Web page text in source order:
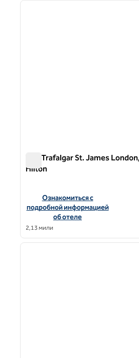
1 из 12
The Trafalgar St. James
Hilton
Посмотреть информацию об
Ознакомиться с
подробной информацией
об отеле
2,13 мили
1 из 11